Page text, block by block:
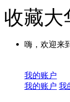
收藏大
嗨，欢迎来
我的账户
我的账户 我